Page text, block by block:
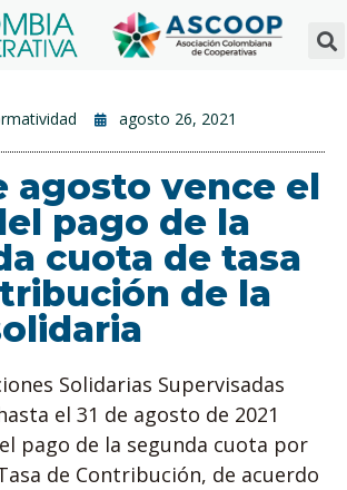
agosto 26, 2021
agosto vence el
pago de la
cuota de tasa
de la
Solidarias Supervisadas
el 31 de agosto de 2021
pago de la segunda cuota por
de Contribución, de acuerdo